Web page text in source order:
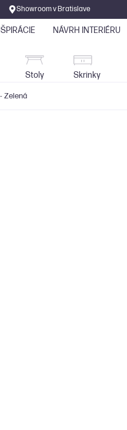
Showroom v Bratislave
Sedačky
NÁVRH INTERIÉRU
Stoly Skrinky
Zelená